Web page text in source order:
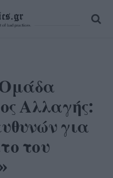
Ομάδα
Αλλαγής:
για
του